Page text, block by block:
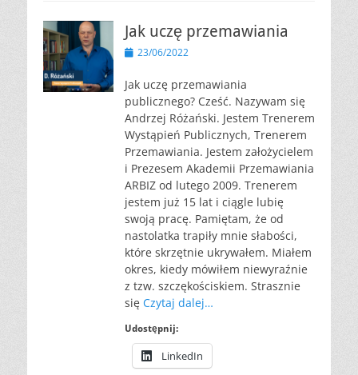
Jak uczę przemawiania
Opublikowano
23/06/2022
Jak uczę przemawiania
publicznego? Cześć. Nazywam się
Andrzej Różański. Jestem Trenerem
Wystąpień Publicznych, Trenerem
Przemawiania. Jestem założycielem
i Prezesem Akademii Przemawiania
ARBIZ od lutego 2009. Trenerem
jestem już 15 lat i ciągle lubię
swoją pracę. Pamiętam, że od
nastolatka trapiły mnie słabości,
które skrzętnie ukrywałem. Miałem
okres, kiedy mówiłem niewyraźnie
z tzw. szczękościskiem. Strasznie
się Czytaj dalej…
Udostępnij:
LinkedIn